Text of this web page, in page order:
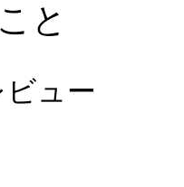
と
ビュー